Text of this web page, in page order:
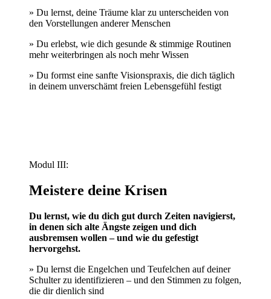
» Du lernst, deine Träume klar zu unterscheiden von
den Vorstellungen anderer Menschen
» Du erlebst, wie dich gesunde & stimmige Routinen
mehr weiterbringen als noch mehr Wissen
» Du formst eine sanfte Visionspraxis, die dich täglich
in deinem unverschämt freien Lebensgefühl festigt
Modul III:
Meistere deine Krisen
Du lernst, wie du dich gut durch Zeiten navigierst,
in denen sich alte Ängste zeigen und dich
ausbremsen wollen – und wie du gefestigt
hervorgehst.
» Du lernst die Engelchen und Teufelchen auf deiner
Schulter zu identifizieren – und den Stimmen zu folgen,
die dir dienlich sind